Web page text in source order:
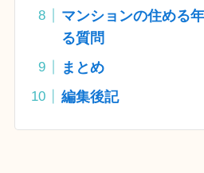
マンションの住める
る質問
まとめ
編集後記